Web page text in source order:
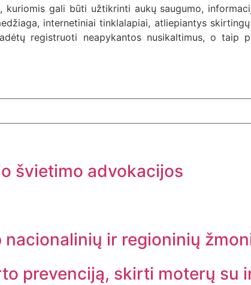
gali būti užtikrinti aukų saugumo,
internetiniai tinklalapiai, atliepiantys
registruoti neapykantos nusikaltimus, o taip
švietimo advokacijos
ir regioninių
prevenciją, skirti moterų su